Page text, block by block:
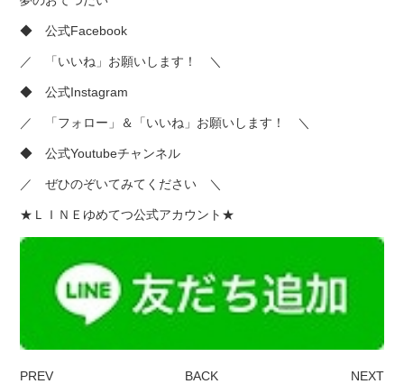
◆公式Facebook
／ 「いいね」お願いします！ ＼
◆公式Instagram
／ 「フォロー」＆「いいね」お願いします！ ＼
◆公式Youtubeチャンネル
／ ぜひのぞいてみてください ＼
★ＬＩＮＥゆめてつ公式アカウント★
PREV BACK NEXT